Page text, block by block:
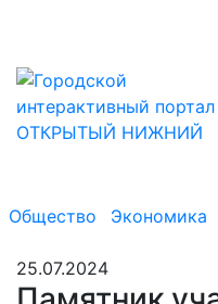
Общество Экономика
25.07.2024